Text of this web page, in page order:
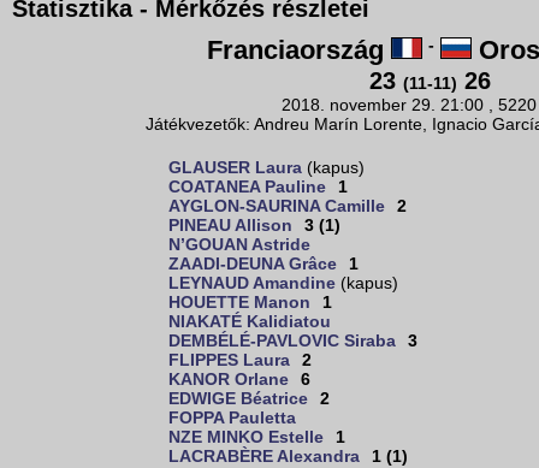
Statisztika - Mérkőzés részletei
Franciaország -
23 (11-11) 26
2018. november 29. 21:00 ,
Játékvezetők: Andreu Marín Lorente, Ignacio
GLAUSER Laura (kapus)
COATANEA Pauline
1
AYGLON-SAURINA Camille
2
PINEAU Allison
3 (1)
N’GOUAN Astride
ZAADI-DEUNA Grâce
1
LEYNAUD Amandine (kapus)
HOUETTE Manon
1
NIAKATÉ Kalidiatou
DEMBÉLÉ-PAVLOVIC Siraba
3
FLIPPES Laura
2
KANOR Orlane
6
EDWIGE Béatrice
2
FOPPA Pauletta
NZE MINKO Estelle
1
LACRABÈRE Alexandra
1 (1)